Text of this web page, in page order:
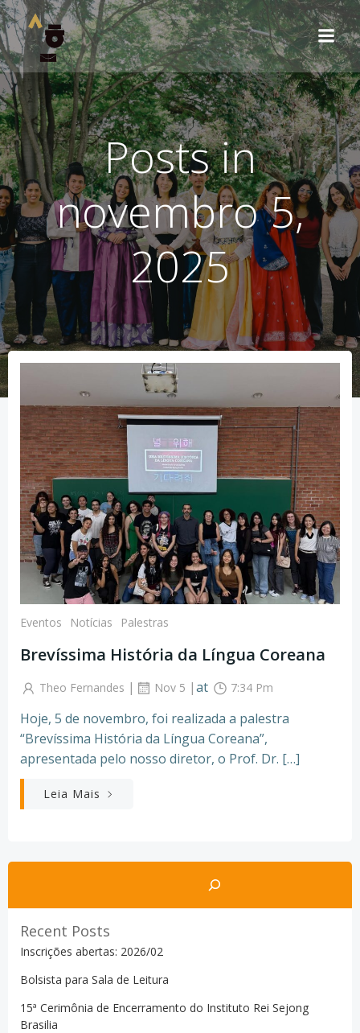
Pular
para
o
conteúdo
Posts in
novembro 5,
2025
Eventos Notícias Palestras
Brevíssima História da Língua Coreana
Theo Fernandes | Nov 5 |at 7:34 Pm
Hoje, 5 de novembro, foi realizada a palestra
“Brevíssima História da Língua Coreana”,
apresentada pelo nosso diretor, o Prof. Dr. […]
Leia Mais
Pesquisar
Recent Posts
Inscrições abertas: 2026/02
Bolsista para Sala de Leitura
15ª Cerimônia de Encerramento do Instituto Rei Sejong
Brasilia